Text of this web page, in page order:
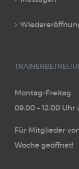
Montag-Freitag
09.00 – 12.00 Uhr
Für Mitglieder
Woche geöffnet!